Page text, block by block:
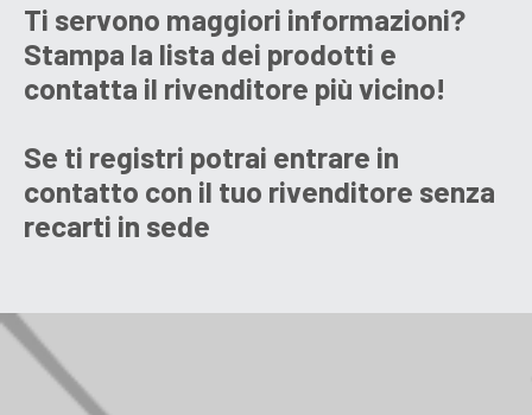
Ti servono maggiori informazioni?
Stampa la lista dei prodotti e
contatta il rivenditore più vicino!
Se ti registri potrai entrare in
contatto con il tuo rivenditore senza
recarti in sede